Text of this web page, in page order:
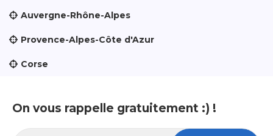
Auvergne-Rhône-Alpes
Provence-Alpes-Côte d'Azur
Corse
On vous rappelle gratuitement :) !